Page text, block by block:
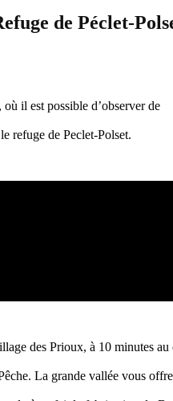
de Péclet-
il est possible d’observer de
refuge de Peclet-Polset.
des Prioux, à 10 minutes au
La grande vallée vous